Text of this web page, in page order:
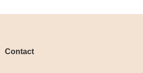
Contact